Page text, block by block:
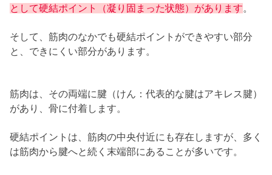
として硬結ポイント（凝り固まった状態）があります。
そして、筋肉のなかでも硬結ポイントができやすい部分
と、できにくい部分があります。
筋肉は、その両端に腱（けん：代表的な腱はアキレス腱）
があり、骨に付着します。
硬結ポイントは、筋肉の中央付近にも存在しますが、多く
は筋肉から腱へと続く末端部にあることが多いです。